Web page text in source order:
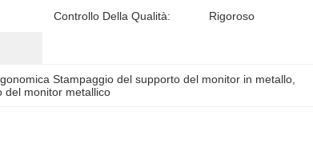
Controllo Della Qualità: Rigoroso
Stampaggio del supporto del monitor in metallo
del monitor metallico